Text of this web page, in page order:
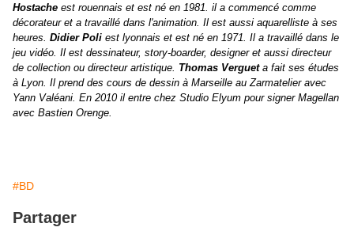
Hostache est rouennais et est né en 1981. il a commencé comme
décorateur et a travaillé dans l'animation. Il est aussi aquarelliste à ses
heures. Didier Poli est lyonnais et est né en 1971. Il a travaillé dans le
jeu vidéo. Il est dessinateur, story-boarder, designer et aussi directeur
de collection ou directeur artistique. Thomas Verguet a fait ses études
à Lyon. Il prend des cours de dessin à Marseille au Zarmatelier avec
Yann Valéani. En 2010 il entre chez Studio Elyum pour signer Magellan
avec Bastien Orenge.
#BD
Partager